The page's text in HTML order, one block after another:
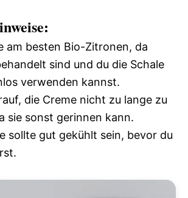
am besten Bio-Zitronen, da
sind und du die Schale
verwenden kannst.
die Creme nicht zu lange zu
sie sonst gerinnen kann.
sollte gut gekühlt sein, bevor du